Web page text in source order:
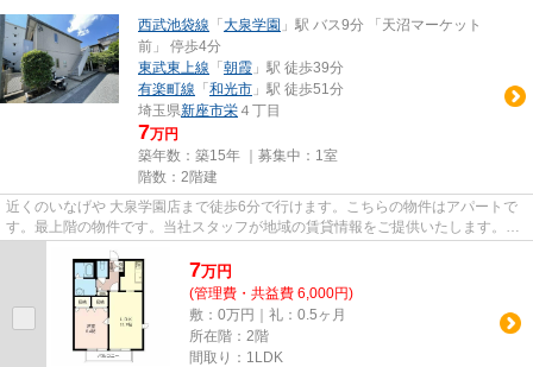
西武池袋線 「 大泉学園 」駅 バス9分 「天沼マーケット
前」 停歩4分
東武東上線 「 朝霞 」駅 徒歩39分
有楽町線 「 和光市 」駅 徒歩51分
埼玉県新座市栄 ４丁目
7万円
築年数：築15年 ｜募集中： 1室
階数：2階建
近くのいなげや 大泉学園店まで徒歩6分で行けます。こちらの物件はアパートで
す。最上階の物件です。当社スタッフが地域の賃貸情報をご提供いたします。お
客様のこだわりやご要望など...
7万円
(管理費・共益費 6,000円)
敷：0万円｜礼：0.5ヶ月
所在階：2階
間取り：1LDK